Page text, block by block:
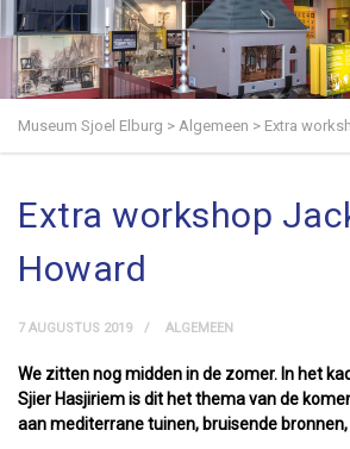
Museum Sjoel Elburg > Algemeen > Extra
Extra workshop
Howard
7 AUGUSTUS 2019 ALGEMEEN
We zitten nog midden in de zomer. In het
Sjier Hasjiriem is dit het thema van de
aan mediterrane tuinen, bruisende